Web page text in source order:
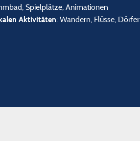
Spielplätze, Animationen
Aktivitäten: Wandern, Flüsse, Dörfer